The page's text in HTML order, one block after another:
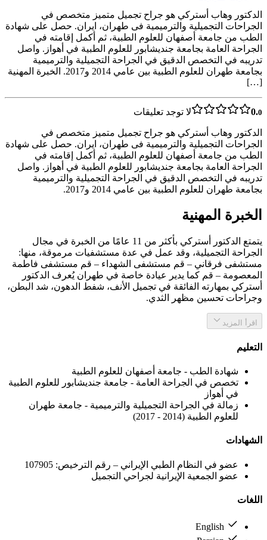
الدكتور وهاب أسترکي هو جراح تجميل متميز متخصص في
الجراحات التجميلية والترميمية فی طهران، ایران. حصل على شهادة
الطب من جامعة أصفهان للعلوم الطبية، ثم أكمل إقامته في
الجراحة العامة بجامعة جنديشابور للعلوم الطبية في أهواز. واصل
تدريبه في التخصص الدقيق في الجراحة التجميلية والترميمية
بجامعة طهران للعلوم الطبية بين عامي 2014 و2017. الخبرة المهنية
[…]
0.0 لا توجد تعليقات
الدكتور وهاب أسترکي هو جراح تجميل متميز متخصص في
الجراحات التجميلية والترميمية فی طهران، ایران. حصل على شهادة
الطب من جامعة أصفهان للعلوم الطبية، ثم أكمل إقامته في
الجراحة العامة بجامعة جنديشابور للعلوم الطبية في أهواز. واصل
تدريبه في التخصص الدقيق في الجراحة التجميلية والترميمية
بجامعة طهران للعلوم الطبية بين عامي 2014 و2017.
الخبرة المهنية
يتمتع الدكتور أسترکي بأكثر من 11 عامًا من الخبرة في مجال
الجراحة التجميلية، وقد عمل في عدة مستشفيات مرموقة، منها:
مستشفى فرقاني – قم مستشفى الشهداء – قم مستشفى فاطمة
المعصومة – قم كما يدير عيادة خاصة في طهران يُعرف الدكتور
أسترکي بمهارته الفائقة في تجميل الأنف، شفط الدهون، شد البطن،
وجراحات تحسين مظهر الثدي.
اقرأ المزيد
التعليم
شهادة الطب - جامعة أصفهان للعلوم الطبية
تخصص في الجراحة العامة - جامعة جنديشابور للعلوم الطبية
في أهواز
زمالة في الجراحة التجميلية والترميمية - جامعة طهران
للعلوم الطبية (2014 - 2017)
الشهادات
عضو في النظام الطبي الإيراني – رقم الترخيص: 107905
عضو الجمعية الإيرانية لجراحي التجميل
اللغات